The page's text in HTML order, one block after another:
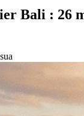
Bali : 26